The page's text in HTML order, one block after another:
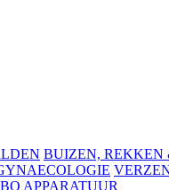
BUIZEN, REKKEN
APPARATUUR